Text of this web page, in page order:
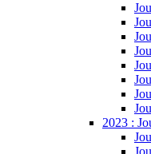
2023 :